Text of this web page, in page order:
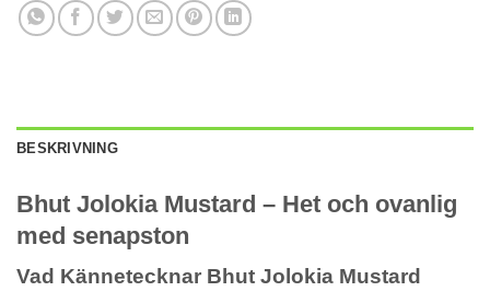
BESKRIVNING
Bhut Jolokia Mustard – Het och ovanlig
med senapston
Vad Kännetecknar Bhut Jolokia Mustard